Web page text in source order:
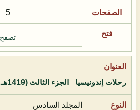
5
تصفح
رحلات إندونيسيا - الجزء الثالث (1419هـ - 1989م)
المجلد السادس